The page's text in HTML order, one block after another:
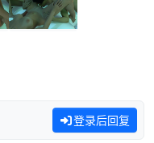
登录后回复